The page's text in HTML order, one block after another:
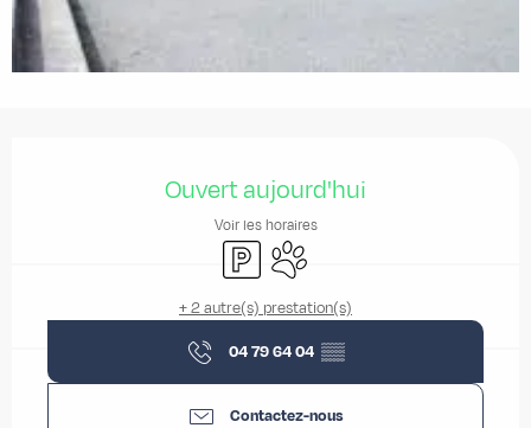
Ouvert aujourd'hui
Voir les horaires
ParkingAnimaux acceptés
+ 2 autre(s) prestation(s)
04 79 64 04 ▒▒
Contactez-nous